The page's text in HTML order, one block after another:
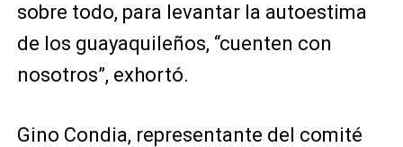
sobre todo, para levantar la autoestima
de los guayaquileños, “cuenten con
nosotros”, exhortó.
Gino Condia, representante del comité